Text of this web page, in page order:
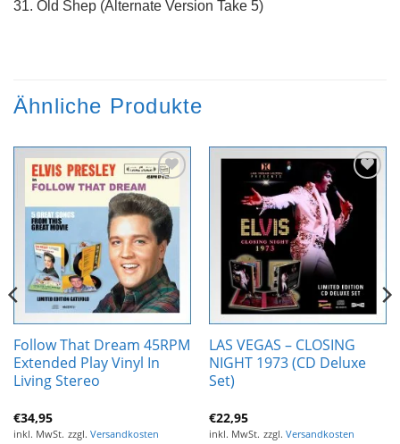
31. Old Shep (Alternate Version Take 5)
Ähnliche Produkte
Zur
Wunschliste
hinzufügen
Follow That Dream 45RPM
Extended Play Vinyl In
Living Stereo
€34,95
inkl. MwSt. zzgl. Versandkosten
Zur
Wunschliste
hinzufügen
LAS VEGAS – CLOSING
NIGHT 1973 (CD Deluxe
Set)
€22,95
inkl. MwSt. zzgl. Versandkosten